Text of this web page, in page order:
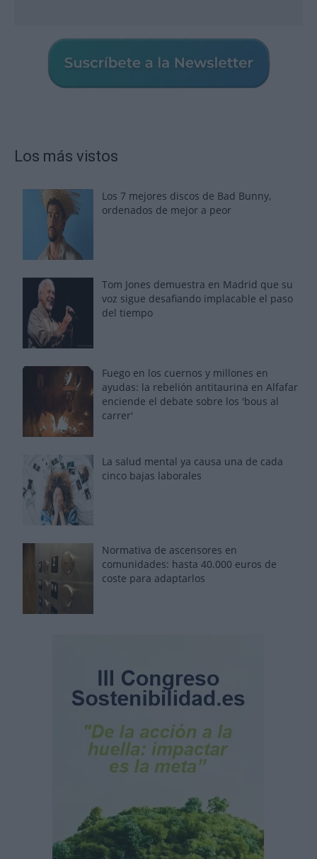
Los más vistos
Los 7 mejores discos de Bad Bunny,
ordenados de mejor a peor
Tom Jones demuestra en Madrid que su
voz sigue desafiando implacable el paso
del tiempo
Fuego en los cuernos y millones en
ayudas: la rebelión antitaurina en Alfafar
enciende el debate sobre los 'bous al
carrer'
La salud mental ya causa una de cada
cinco bajas laborales
Normativa de ascensores en
comunidades: hasta 40.000 euros de
coste para adaptarlos